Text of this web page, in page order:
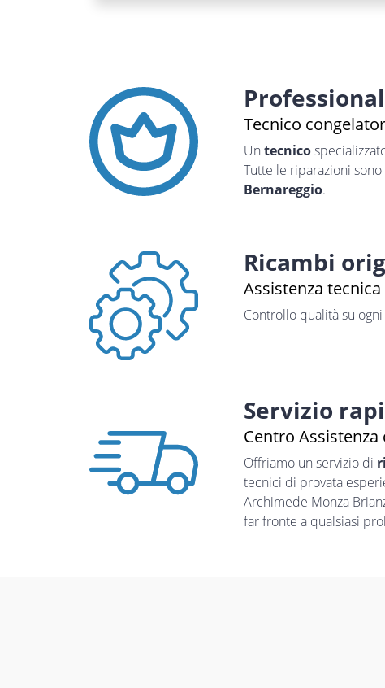
Tecnico
Un tecnico
Tutte le riparazioni
Bernareggio.
Ricambi
Assistenza
Controllo qualità su
Servizio
Centro
Offriamo un servizio di
tecnici di provata
Archimede Monza
far fronte a qualsiasi